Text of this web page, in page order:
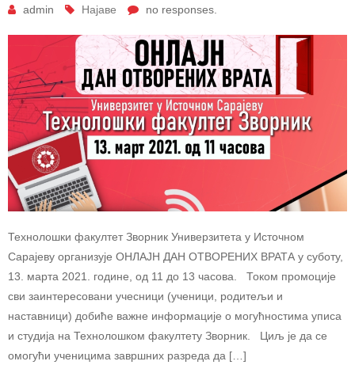
admin Најаве no responses.
Технолошки факултет Зворник Универзитета у Источном
Сарајеву организује ОНЛАЈН ДАН ОТВОРЕНИХ ВРАТА у суботу,
13. марта 2021. године, од 11 до 13 часова. Током промоције
сви заинтересовани учесници (ученици, родитељи и
наставници) добиће важне информације о могућностима уписа
и студија на Технолошком факултету Зворник. Циљ је да се
омогући ученицима завршних разреда да […]